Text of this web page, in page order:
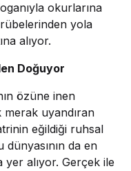
okurlarına
yola
alıyor.
Doğuyor
özüne inen
merak uyandıran
eğildiği ruhsal
da en
yer alıyor. Gerçek ile